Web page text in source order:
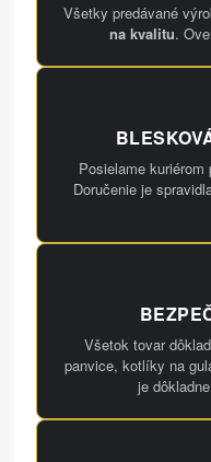
Všetky predávané
na kvalitu.
Posielame
Doručenie je
Všetok tovar
panvice, kotlíky na
je